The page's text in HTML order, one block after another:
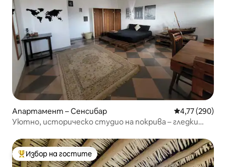
Апартамент – Сенсибар Средна
4,77 (290)
Уютно, историческо студио на покрива – гледки
Най-популярен избор на гостите
Избор на гостите